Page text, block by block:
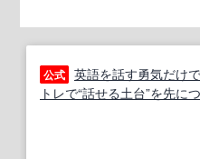
公式 英語を話す勇気だけ
トレで“話せる土台”を先に